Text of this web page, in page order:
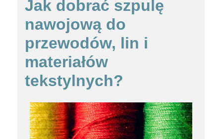
Jak dobrać szpulę
nawojową do
przewodów, lin i
materiałów
tekstylnych?